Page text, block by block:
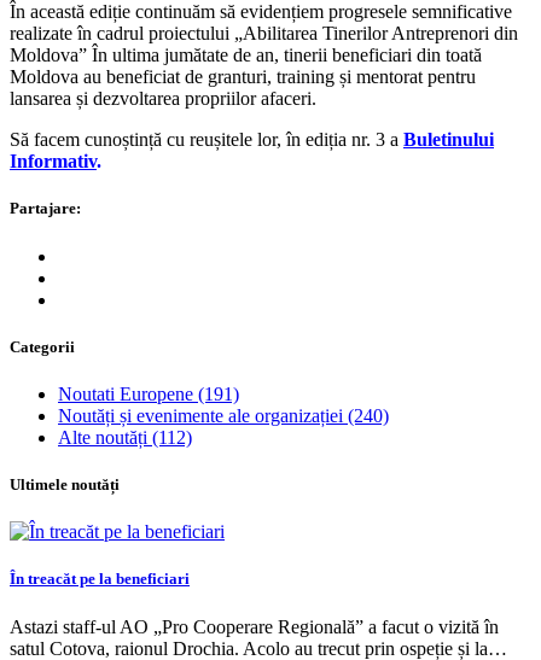
În această ediție continuăm să evidențiem progresele semnificative
realizate în cadrul proiectului „Abilitarea Tinerilor Antreprenori din
Moldova” În ultima jumătate de an, tinerii beneficiari din toată
Moldova au beneficiat de granturi, training și mentorat pentru
lansarea și dezvoltarea propriilor afaceri.
Să facem cunoștință cu reușitele lor, în ediția nr. 3 a Buletinului
Informativ.
Partajare:
Categorii
Noutati Europene (191)
Noutăți și evenimente ale organizației (240)
Alte noutăți (112)
Ultimele noutăți
În treacăt pe la beneficiari
Astazi staff-ul AO „Pro Cooperare Regională” a facut o vizită în
satul Cotova, raionul Drochia. Acolo au trecut prin ospeție și la…